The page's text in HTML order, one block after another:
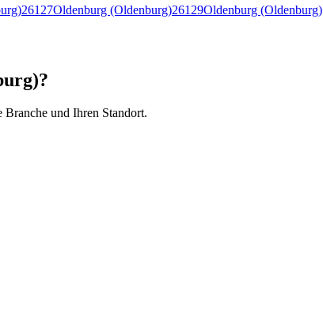
26127Oldenburg (Oldenburg)26129Oldenburg (Oldenburg)
und Ihren Standort.